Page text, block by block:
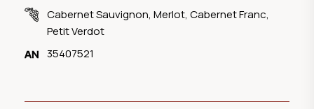
Cabernet Sauvignon, Merlot, Cabernet Franc,
Petit Verdot
35407521